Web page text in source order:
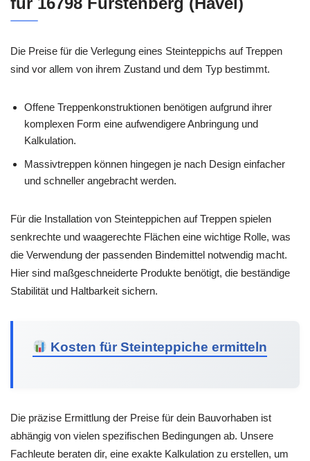
Die Preise für die Verlegung eines Steinteppichs auf Treppen
sind vor allem von ihrem Zustand und dem Typ bestimmt.
Offene Treppenkonstruktionen benötigen aufgrund ihrer
komplexen Form eine aufwendigere Anbringung und
Kalkulation.
Massivtreppen können hingegen je nach Design einfacher
und schneller angebracht werden.
Für die Installation von Steinteppichen auf Treppen spielen
senkrechte und waagerechte Flächen eine wichtige Rolle, was
die Verwendung der passenden Bindemittel notwendig macht.
Hier sind maßgeschneiderte Produkte benötigt, die beständige
Stabilität und Haltbarkeit sichern.
Kosten für Steinteppiche ermitteln
Die präzise Ermittlung der Preise für dein Bauvorhaben ist
abhängig von vielen spezifischen Bedingungen ab. Unsere
Fachleute beraten dir, eine exakte Kalkulation zu erstellen, um